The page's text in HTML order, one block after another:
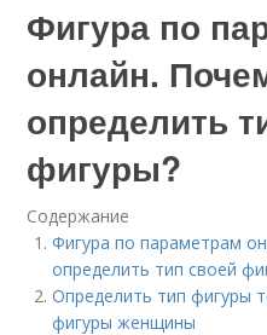
Фигура по
онлайн.
определить
фигуры?
Содержание
Фигура по параметрам
определить тип своей
Определить тип фигуры
фигуры женщины